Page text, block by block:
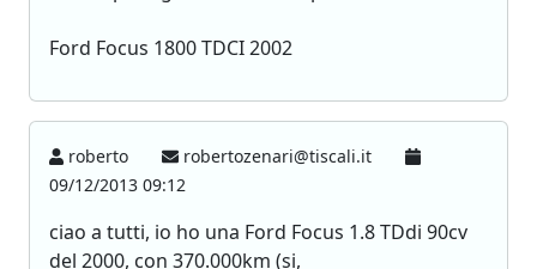
Ford Focus 1800 TDCI 2002
roberto
robertozenari@tiscali.it
09/12/2013 09:12
ciao a tutti, io ho una Ford Focus 1.8 TDdi 90cv
del 2000, con 370.000km (si,